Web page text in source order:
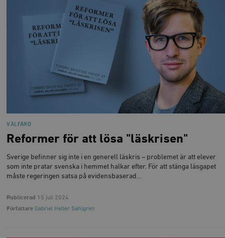
VÄLFÄRD
Reformer för att lösa "läskrisen"
Sverige befinner sig inte i en generell läskris – problemet är att elever
som inte pratar svenska i hemmet halkar efter. För att stänga läsgapet
måste regeringen satsa på evidensbaserad…
Publicerad 15 juli 2024
Författare Gabriel Heller Sahlgren